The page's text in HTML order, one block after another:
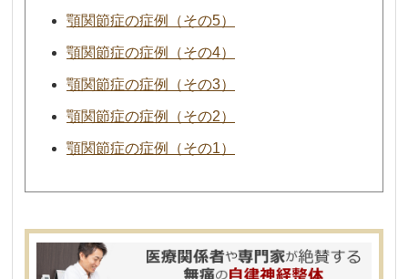
顎関節症の症例（その5）
顎関節症の症例（その4）
顎関節症の症例（その3）
顎関節症の症例（その2）
顎関節症の症例（その1）